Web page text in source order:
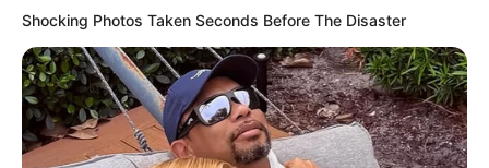
62384 ACE Iara Benedita do Carmo Lisboa ***.764.426-** APTO ao
Curso
62385 ACE Iara Boa Morte Nascimento ***.769.805-** APTO ao
Curso
62386 ACE Iara Campos Ribeiro ***.053.193-** APTO ao Curso
62387 ACS Iara Cardoso ***.980.419-** APTO ao Curso
Shocking Photos Taken Seconds Before The Disaster